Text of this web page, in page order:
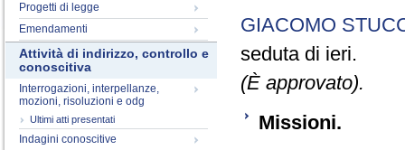
Progetti di legge
Emendamenti
Attività di indirizzo, controllo e
conoscitiva
Interrogazioni, interpellanze,
mozioni, risoluzioni e odg
Ultimi atti presentati
Indagini conoscitive
GIACOMO
seduta di ieri.
(È approvato).
Missioni.